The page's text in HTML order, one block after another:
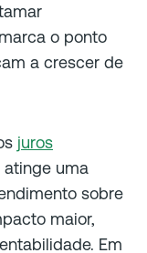
o ponto
a crescer de
juros
atinge uma
sobre
maior,
Em